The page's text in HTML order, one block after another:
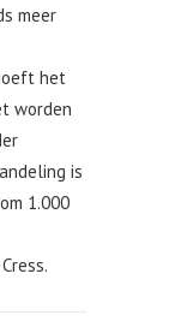
meer
het
worden
is
1.000